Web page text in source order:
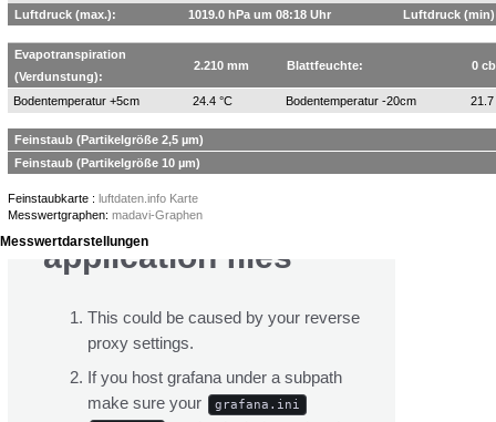
Luftdruck (max.):
1019.0 hPa um 08:18 Uhr Luftdruck
Evapotranspiration
(Verdunstung):
2.210 mm Blattfeuchte: 0 cb
Bodentemperatur +5cm 24.4 °C Bodentemperatur -20cm 21.7
Feinstaub (Partikelgröße 2,5 µm)
Feinstaub (Partikelgröße 10 µm)
Feinstaubkarte : luftdaten.info Karte
Messwertgraphen: madavi-Graphen
Messwertdarstellungen